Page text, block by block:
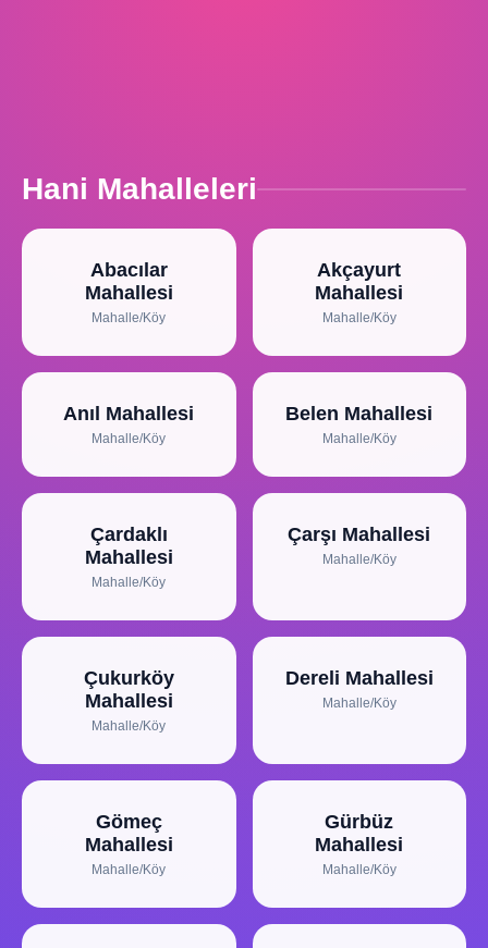
Hani Mahalleleri
Abacılar
Mahallesi
Mahalle/Köy
Akçayurt
Mahallesi
Mahalle/Köy
Anıl Mahallesi
Mahalle/Köy
Belen Mahallesi
Mahalle/Köy
Çardaklı
Mahallesi
Mahalle/Köy
Çarşı Mahallesi
Mahalle/Köy
Çukurköy
Mahallesi
Mahalle/Köy
Dereli Mahallesi
Mahalle/Köy
Gömeç
Mahallesi
Mahalle/Köy
Gürbüz
Mahallesi
Mahalle/Köy